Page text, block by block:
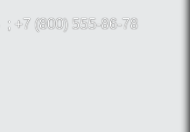
; +7 (800) 555-86-78